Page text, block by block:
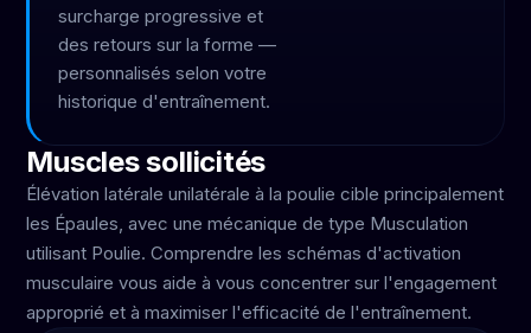
surcharge progressive et
des retours sur la forme —
personnalisés selon votre
historique d'entraînement.
Muscles sollicités
Élévation latérale unilatérale à la poulie cible principalement
les Épaules, avec une mécanique de type Musculation
utilisant Poulie. Comprendre les schémas d'activation
musculaire vous aide à vous concentrer sur l'engagement
approprié et à maximiser l'efficacité de l'entraînement.